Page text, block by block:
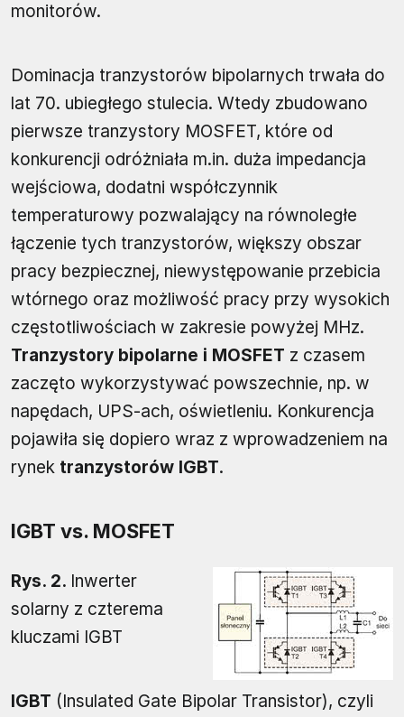
monitorów.
Dominacja tranzystorów bipolarnych trwała do
lat 70. ubiegłego stulecia. Wtedy zbudowano
pierwsze tranzystory MOSFET, które od
konkurencji odróżniała m.in. duża impedancja
wejściowa, dodatni współczynnik
temperaturowy pozwalający na równoległe
łączenie tych tranzystorów, większy obszar
pracy bezpiecznej, niewystępowanie przebicia
wtórnego oraz możliwość pracy przy wysokich
częstotliwościach w zakresie powyżej MHz.
Tranzystory bipolarne i MOSFET z czasem
zaczęto wykorzystywać powszechnie, np. w
napędach, UPS-ach, oświetleniu. Konkurencja
pojawiła się dopiero wraz z wprowadzeniem na
rynek tranzystorów IGBT.
IGBT vs. MOSFET
Rys. 2. Inwerter
solarny z czterema
kluczami IGBT
IGBT (Insulated Gate Bipolar Transistor), czyli